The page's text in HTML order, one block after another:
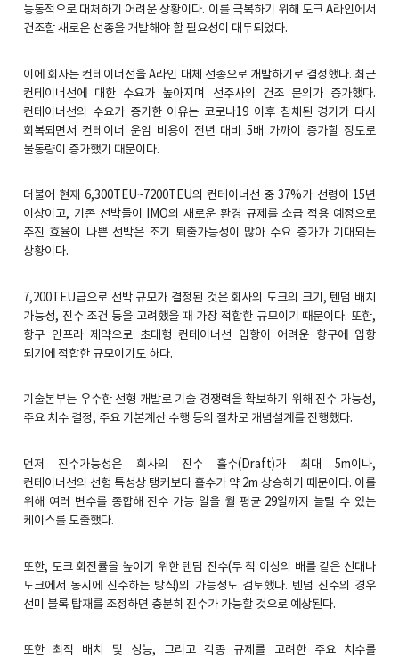
능동적으로 대처하기 어려운 상황이다. 이를 극복하기 위해 도크 A라인에서
건조할 새로운 선종을 개발해야 할 필요성이 대두되었다.
이에 회사는 컨테이너선을 A라인 대체 선종으로 개발하기로 결정했다. 최근
컨테이너선에 대한 수요가 높아지며 선주사의 건조 문의가 증가했다.
컨테이너선의 수요가 증가한 이유는 코로나19 이후 침체된 경기가 다시
회복되면서 컨테이너 운임 비용이 전년 대비 5배 가까이 증가할 정도로
물동량이 증가했기 때문이다.
더불어 현재 6,300TEU~7200TEU의 컨테이너선 중 37%가 선령이 15년
이상이고, 기존 선박들이 IMO의 새로운 환경 규제를 소급 적용 예정으로
추진 효율이 나쁜 선박은 조기 퇴출가능성이 많아 수요 증가가 기대되는
상황이다.
7,200TEU급으로 선박 규모가 결정된 것은 회사의 도크의 크기, 텐덤 배치
가능성, 진수 조건 등을 고려했을 때 가장 적합한 규모이기 때문이다. 또한,
항구 인프라 제약으로 초대형 컨테이너선 입항이 어려운 항구에 입항
되기에 적합한 규모이기도 하다.
기술본부는 우수한 선형 개발로 기술 경쟁력을 확보하기 위해 진수 가능성,
주요 치수 결정, 주요 기본계산 수행 등의 절차로 개념설계를 진행했다.
먼저 진수가능성은 회사의 진수 흘수(Draft)가 최대 5m이나,
컨테이너선의 선형 특성상 탱커보다 흘수가 약 2m 상승하기 때문이다. 이를
위해 여러 변수를 종합해 진수 가능 일을 월 평균 29일까지 늘릴 수 있는
케이스를 도출했다.
또한, 도크 회전률을 높이기 위한 텐덤 진수(두 척 이상의 배를 같은 선대나
도크에서 동시에 진수하는 방식)의 가능성도 검토했다. 텐덤 진수의 경우
선미 블록 탑재를 조정하면 충분히 진수가 가능할 것으로 예상된다.
또한 최적 배치 및 성능, 그리고 각종 규제를 고려한 주요 치수를